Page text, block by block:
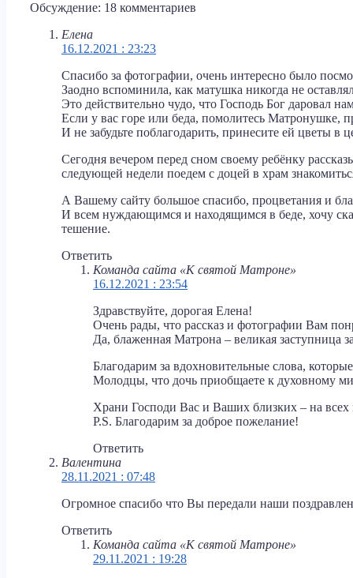
Обсуждение: 18 комментариев
Елена
16.12.2021 : 23:23
Спасибо за фотографии, очень интересно было
Заодно вспоминила, как матушка никогда не
Это действительно чудо, что Господь Бог даровал
Если у вас горе или беда, помолитесь Матронушке,
И не забудьте поблагодарить, принесите ей цветы в
Сегодня вечером перед сном своему ребёнку
следующей недели поедем с доцей в храм
А Вашему сайту большое спасибо, процветания и
И всем нуждающимся и находящимся в беде, хочу
тешение.
Ответить
Команда сайта «К святой Матроне»
16.12.2021 : 23:54
Здравствуйте, дорогая Елена!
Очень рады, что рассказ и фотографии Вам
Да, блаженная Матрона – великая заступница
Благодарим за вдохновительные слова,
Молодцы, что дочь приобщаете к духовному
Храни Господи Вас и Ваших близких – на
P.S. Благодарим за доброе пожелание!
Ответить
Валентина
28.11.2021 : 07:48
Огромное спасибо что Вы передали наши
Ответить
Команда сайта «К святой Матроне»
29.11.2021 : 19:28